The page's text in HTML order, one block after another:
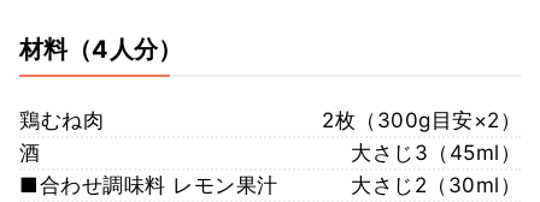
材料（4人分）
鶏むね肉
2枚（300g目安×2）
酒
大さじ3（45ml）
■合わせ調味料 レモン果汁
大さじ2（30ml）